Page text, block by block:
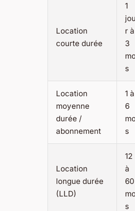
Location
courte durée
1
jou
r à
3
s
Location
moyenne
durée /
abonnement
1 à
6
s
Location
longue durée
(LLD)
12
à
60
s